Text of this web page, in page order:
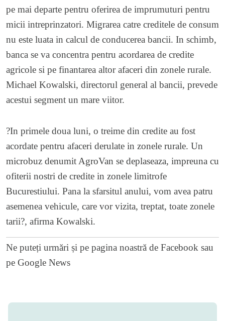
pe mai departe pentru oferirea de imprumuturi pentru
micii intreprinzatori. Migrarea catre creditele de consum
nu este luata in calcul de conducerea bancii. In schimb,
banca se va concentra pentru acordarea de credite
agricole si pe finantarea altor afaceri din zonele rurale.
Michael Kowalski, directorul general al bancii, prevede
acestui segment un mare viitor.
?In primele doua luni, o treime din credite au fost
acordate pentru afaceri derulate in zonele rurale. Un
microbuz denumit AgroVan se deplaseaza, impreuna cu
ofiterii nostri de credite in zonele limitrofe
Bucurestiului. Pana la sfarsitul anului, vom avea patru
asemenea vehicule, care vor vizita, treptat, toate zonele
tarii?, afirma Kowalski.
Ne puteți urmări și pe pagina noastră de Facebook sau
pe Google News